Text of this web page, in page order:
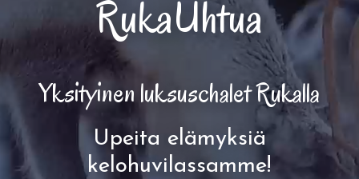
Yksityinen luksuschalet Rukalla
RukaUhtua
Upeita elämyksiä
kelohuvilassamme!